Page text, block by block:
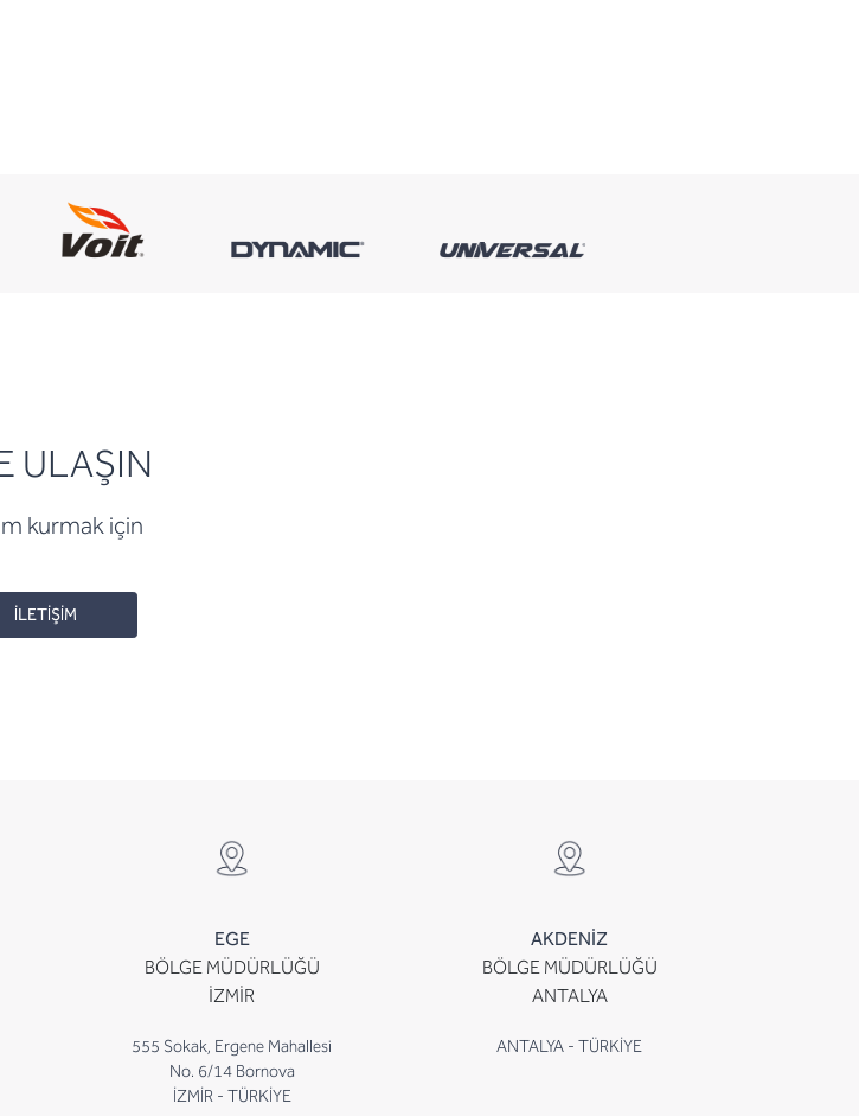
ULAŞIN
kurmak için
İLETİŞİM
EGE
BÖLGE MÜDÜRLÜĞÜ
İZMİR
555 Sokak, Ergene Mahallesi
No. 6/14 Bornova
İZMİR - TÜRKİYE
AKDENİZ
BÖLGE MÜDÜRLÜĞÜ
ANTALYA
ANTALYA - TÜRKİYE